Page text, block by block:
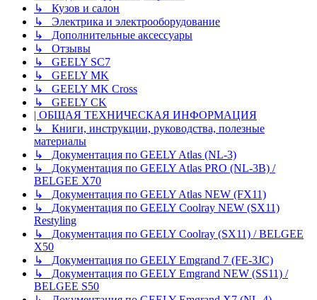
↳ Кузов и салон
↳ Электрика и электрооборудование
↳ Дополнительные аксессуары
↳ Отзывы
↳ GEELY SC7
↳ GEELY MK
↳ GEELY MK Cross
↳ GEELY CK
| ОБЩАЯ ТЕХНИЧЕСКАЯ ИНФОРМАЦИЯ
↳ Книги, инструкции, руководства, полезные
материалы
↳ Документация по GEELY Atlas (NL-3)
↳ Документация по GEELY Atlas PRO (NL-3B) /
BELGEE X70
↳ Документация по GEELY Atlas NEW (FX11)
↳ Документация по GEELY Coolray NEW (SX11)
Restyling
↳ Документация по GEELY Coolray (SX11) / BELGEE
X50
↳ Документация по GEELY Emgrand 7 (FE-3JC)
↳ Документация по GEELY Emgrand NEW (SS11) /
BELGEE S50